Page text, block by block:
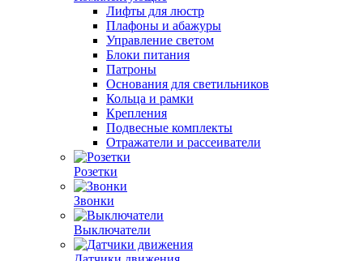
Лифты для люстр
Плафоны и абажуры
Управление светом
Блоки питания
Патроны
Основания для светильников
Кольца и рамки
Крепления
Подвесные комплекты
Отражатели и рассеиватели
Розетки
Звонки
Выключатели